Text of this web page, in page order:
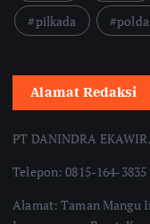
pilkada
Alamat Redaksi
PT DANINDRA
Telepon: 0815-164-3835
Alamat: Taman Mangu